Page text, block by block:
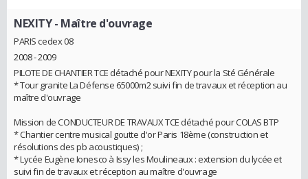
NEXITY- Maître d'ouvrage
PARIS cedex 08
2008 - 2009
PILOTE DE CHANTIER TCE détaché pour NEXITY pour la Sté Générale
* Tour granite La Défense 65000m2 suivi fin de travaux et réception au
maître d'ouvrage
Mission de CONDUCTEUR DE TRAVAUX TCE détaché pour COLAS BTP
* Chantier centre musical goutte d'or Paris 18ème (construction et
résolutions des pb acoustiques) ;
* Lycée Eugène Ionesco à Issy les Moulineaux : extension du lycée et
suivi fin de travaux et réception au maître d'ouvrage